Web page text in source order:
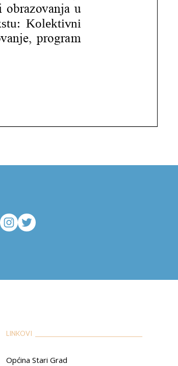
LINKOVI __________________________________________
Općina Stari Grad